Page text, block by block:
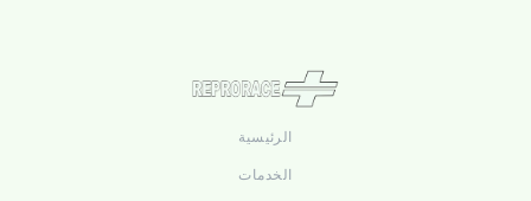
الرئيسية
الخدمات